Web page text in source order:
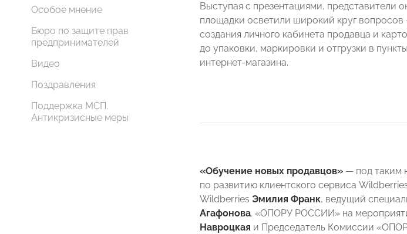
Особое мнение
Бюро по защите прав
предпринимателей
Видео
Поздравления
Поддержка МСП.
Антикризисные меры
Выступая с презентациями, представители
площадки осветили широкий круг
создания личного кабинета продавца и
до упаковки, маркировки и отгрузки в
интернет-магазина.
«Обучение новых продавцов» — под таким
по развитию клиентского сервиса
Wildberries Эмилия Франк, ведущий
Агафонова. «ОПОРУ РОССИИ» на
Навроцкая и Председатель Комиссии